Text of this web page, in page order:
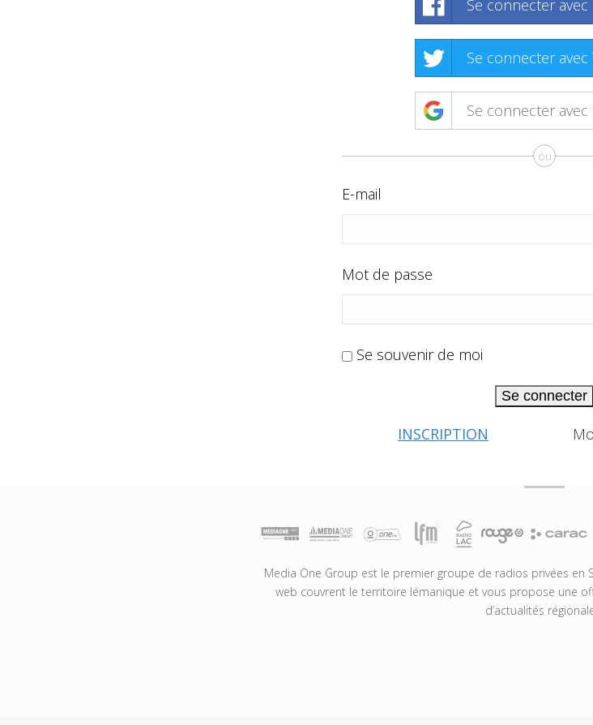
Se connecter avec
Se connecter avec
Se connecter avec
ou
E-mail
Mot de passe
Se souvenir de moi
Se connecter
INSCRIPTION
Media One Group est le premier groupe de radios privées en
web couvrent le territoire lémanique et vous propose une
d’actualités